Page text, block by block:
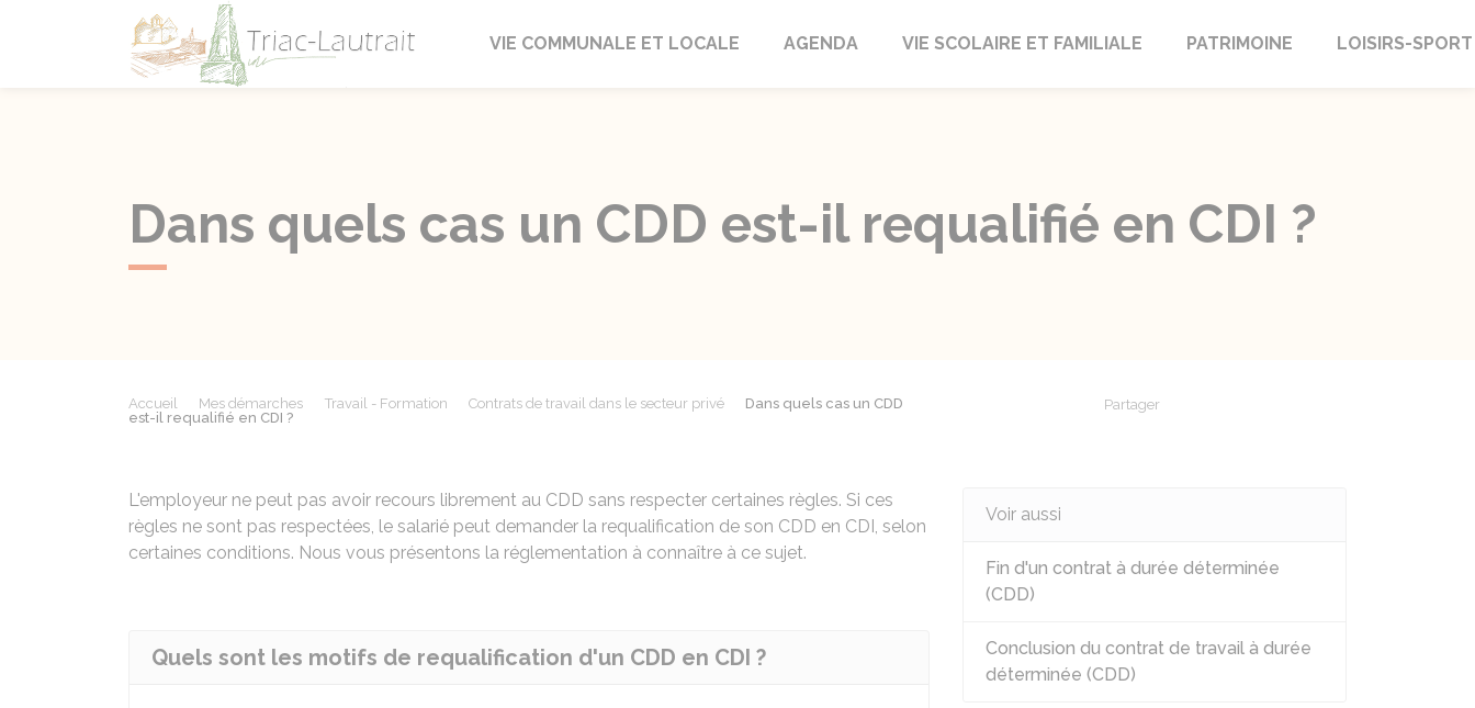
Triac-Lautrait
VIE COMMUNALE ET LOCALE AGENDA VIE SCOLAIRE ET FAMILIALE PATRIMOINE LOISIRS-SPORT
Dans quels cas un CDD est-il requalifié en CDI ?
Accueil Mes démarches Travail - Formation Contrats de travail dans le secteur privé
Dans quels cas un CDD
est-il requalifié en CDI ?
Partager
L'employeur ne peut pas avoir recours librement au CDD sans respecter certaines règles. Si ces
règles ne sont pas respectées, le salarié peut demander la requalification de son CDD en CDI, selon
certaines conditions. Nous vous présentons la réglementation à connaître à ce sujet.
Quels sont les motifs de requalification d'un CDD en CDI ?
Voir aussi
Fin d'un contrat à durée déterminée
(CDD)
Conclusion du contrat de travail à durée
déterminée (CDD)